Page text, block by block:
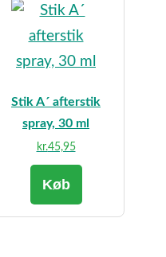
Stik A´ afterstik
spray, 30 ml
kr.45,95
Køb